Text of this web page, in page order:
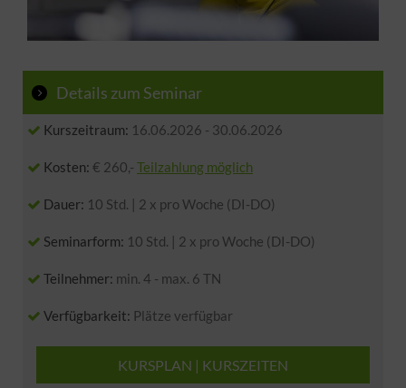
Details zum Seminar
Kurszeitraum: 16.06.2026 - 30.06.2026
Kosten: € 260,- Teilzahlung möglich
Dauer: 10 Std. | 2 x pro Woche (DI-DO)
Seminarform: 10 Std. | 2 x pro Woche (DI-DO)
Teilnehmer: min. 4 - max. 6 TN
Verfügbarkeit: Plätze verfügbar
KURSPLAN | KURSZEITEN